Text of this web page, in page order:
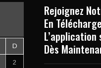
D
2
Rejoignez
En
Dès